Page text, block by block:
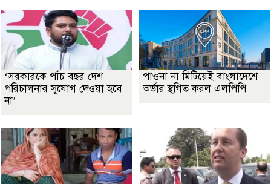
‘সরকারকে পাঁচ বছর দেশ
পরিচালনার সুযোগ দেওয়া হবে
না’
পাওনা না মিটিয়েই বাংলাদেশে
অর্ডার স্থগিত করল এলপিপি